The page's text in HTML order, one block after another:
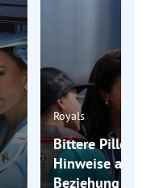
Royals
Bittere Pille
Hinweise auf
Beziehung